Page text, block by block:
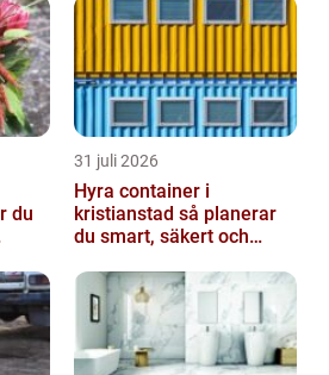
31 juli 2026
Hyra container i
kristianstad så planerar
du smart, säkert och